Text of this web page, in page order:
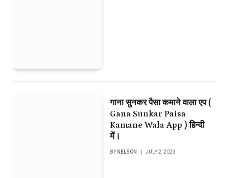
गाना सुनकर पैसा कमाने वाला एप (
Gana Sunkar Paisa
Kamane Wala App ) हिन्दी
में।
BY NELSON JULY 2, 2023